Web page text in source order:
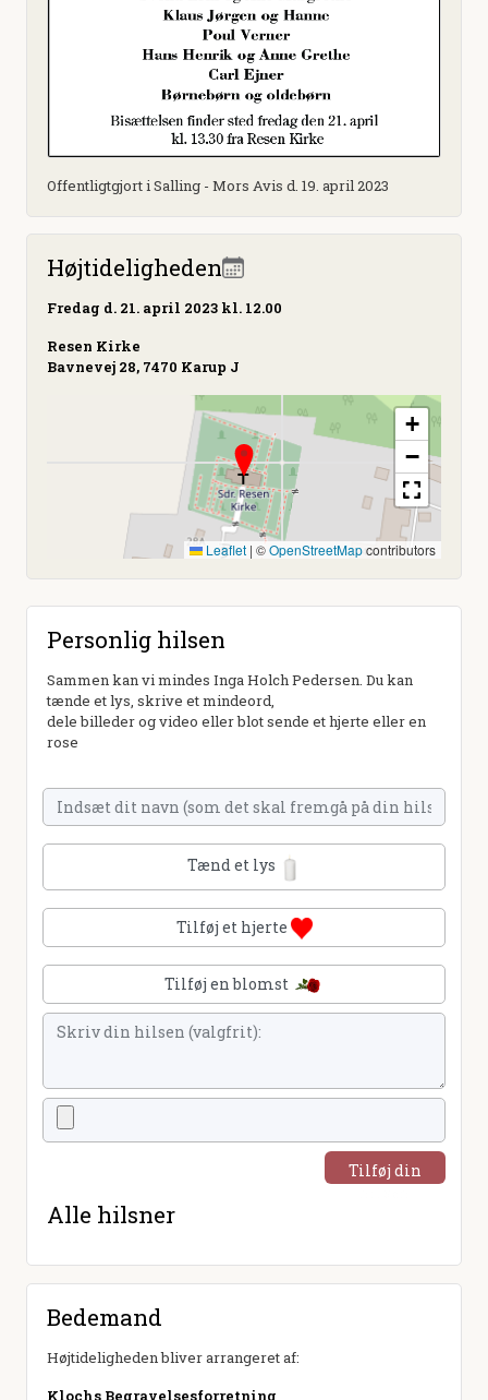
Offentligtgjort i Salling - Mors Avis d. 19. april 2023
Højtideligheden
Fredag d. 21. april 2023 kl. 12.00
Resen Kirke
Bavnevej 28, 7470 Karup J
+
−
Leaflet | ©OpenStreetMapcontributors
Personlig hilsen
Sammen kan vi mindes Inga Holch Pedersen. Du kan
tænde et lys, skrive et mindeord,
dele billeder og video eller blot sende et hjerte eller en
rose
Tænd et lys
Tilføj et hjerte
Tilføj en blomst
Tilføj din
Alle hilsner
Bedemand
Højtideligheden bliver arrangeret af:
Klochs Begravelsesforretning